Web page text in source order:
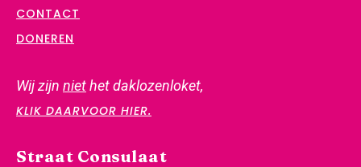
CONTACT
DONEREN
Wij zijn niethet daklozenloket,
KLIK DAARVOOR HIER.
Straat Consulaat